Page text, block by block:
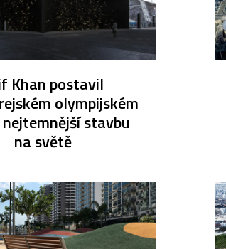
Khan postavil
olympijském
stavbu
na světě